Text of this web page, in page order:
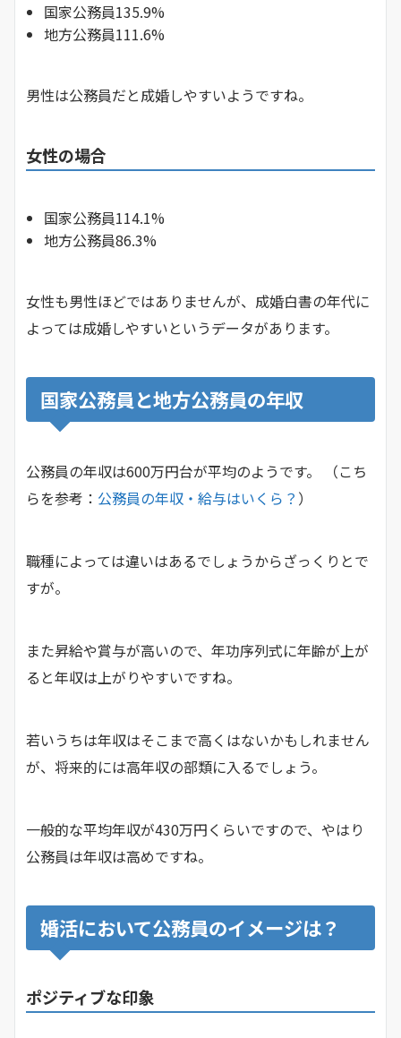
国家公務員135.9%
地方公務員111.6%
男性は公務員だと成婚しやすいようですね。
女性の場合
国家公務員114.1%
地方公務員86.3%
女性も男性ほどではありませんが、成婚白書の年代に
よっては成婚しやすいというデータがあります。
国家公務員と地方公務員の年収
公務員の年収は600万円台が平均のようです。 （こち
らを参考： 公務員の年収・給与はいくら？ ）
職種によっては違いはあるでしょうからざっくりとで
すが。
また昇給や賞与が高いので、年功序列式に年齢が上が
ると年収は上がりやすいですね。
若いうちは年収はそこまで高くはないかもしれません
が、将来的には高年収の部類に入るでしょう。
一般的な平均年収が430万円くらいですので、やはり
公務員は年収は高めですね。
婚活において公務員のイメージは？
ポジティブな印象